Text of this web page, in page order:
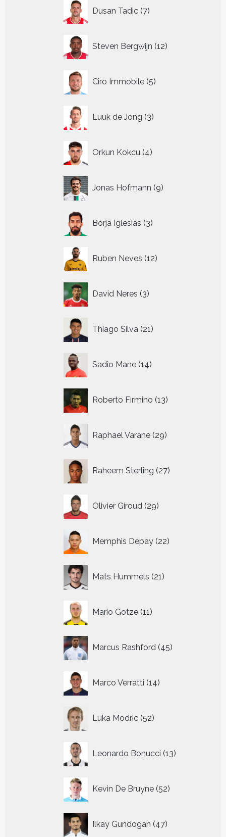
Dusan Tadic 7
producten
Steven Bergwijn 12
producten
Ciro Immobile 5
producten
Luuk de Jong 3
producten
Orkun Kokcu 4
producten
Jonas Hofmann 9
producten
Borja Iglesias 3
producten
Ruben Neves 12
producten
David Neres 3
producten
Thiago Silva 21
producten
Sadio Mane 14
producten
Roberto Firmino 13
producten
Raphael Varane 29
producten
Raheem Sterling 27
producten
Olivier Giroud 29
producten
Memphis Depay 22
producten
Mats Hummels 21
producten
Mario Gotze 11
producten
Marcus Rashford 45
producten
Marco Verratti 14
producten
Luka Modric 52
producten
Leonardo Bonucci 13
producten
Kevin De Bruyne 52
producten
Ilkay Gundogan 47
producten